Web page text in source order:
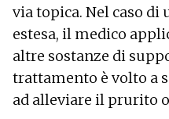
via topica. Nel caso
estesa, il medico
altre sostanze di
trattamento è volto a
ad alleviare il prurito